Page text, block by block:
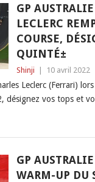
GP
LECLERC
COURSE,
QUINTÉ±
Shinji 10 avril 2022
Leclerc (Ferrari)
désignez vos tops et
GP
WARM-UP DU